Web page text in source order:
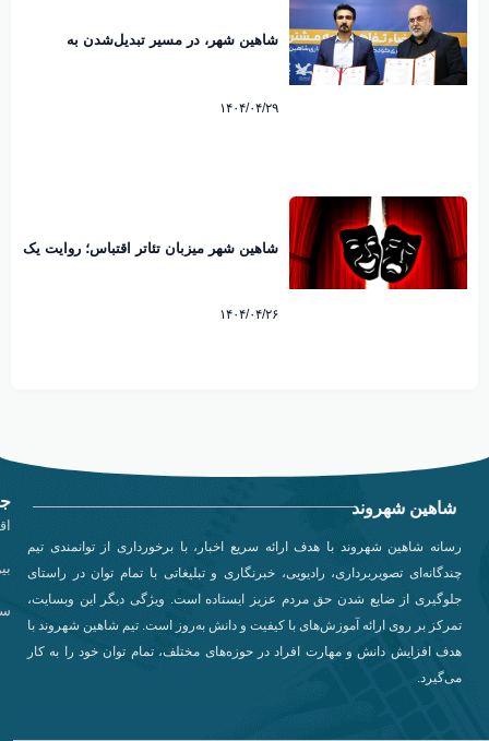
شاهین‌ شهر، در مسیر تبدیل‌شدن به
۱۴۰۴/۰۴/۲۹
شاهین‌ شهر میزبان تئاتر اقتباس؛ روایت یک
۱۴۰۴/۰۴/۲۶
شاهین شهروند
رسانه شاهین شهروند با هدف ارائه سریع اخبار، با برخورداری از توانمندی تیم
چندگانه‌ای تصویربرداری، رادیویی، خبرنگاری و تبلیغاتی با تمام توان در راستای
جلوگیری از ضایع شدن حق مردم عزیز ایستاده است. ویژگی دیگر این وبسایت،
تمرکز بر روی ارائه آموزش‌های با کیفیت و دانش به‌روز است. تیم شاهین شهروند با
هدف افزایش دانش و مهارت افراد در حوزه‌های مختلف، تمام توان خود را به کار
می‌گیرد.